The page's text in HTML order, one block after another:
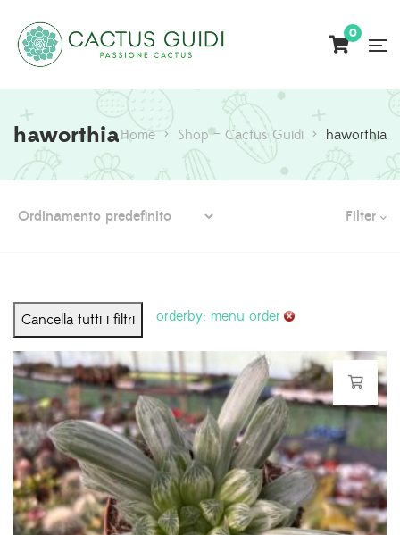
0
haworthiaHome > Shop – Cactus Guidi > haworthia
Filter
Cancella tutti i filtri orderby: menu order